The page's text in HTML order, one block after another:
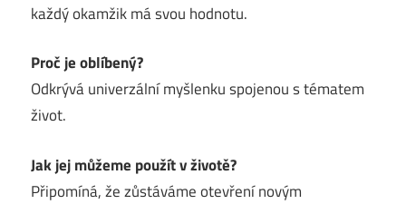
každý okamžik má svou hodnotu.
Proč je oblíbený?
Odkrývá univerzální myšlenku spojenou s tématem
život.
Jak jej můžeme použít v životě?
Připomíná, že zůstáváme otevření novým